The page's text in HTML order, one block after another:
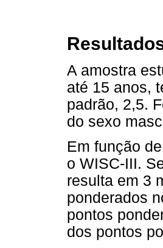
A amostra
até 15 anos,
padrão, 2,5.
do sexo
Em função
o WISC-III.
resulta em 3
ponderados
pontos
dos pontos